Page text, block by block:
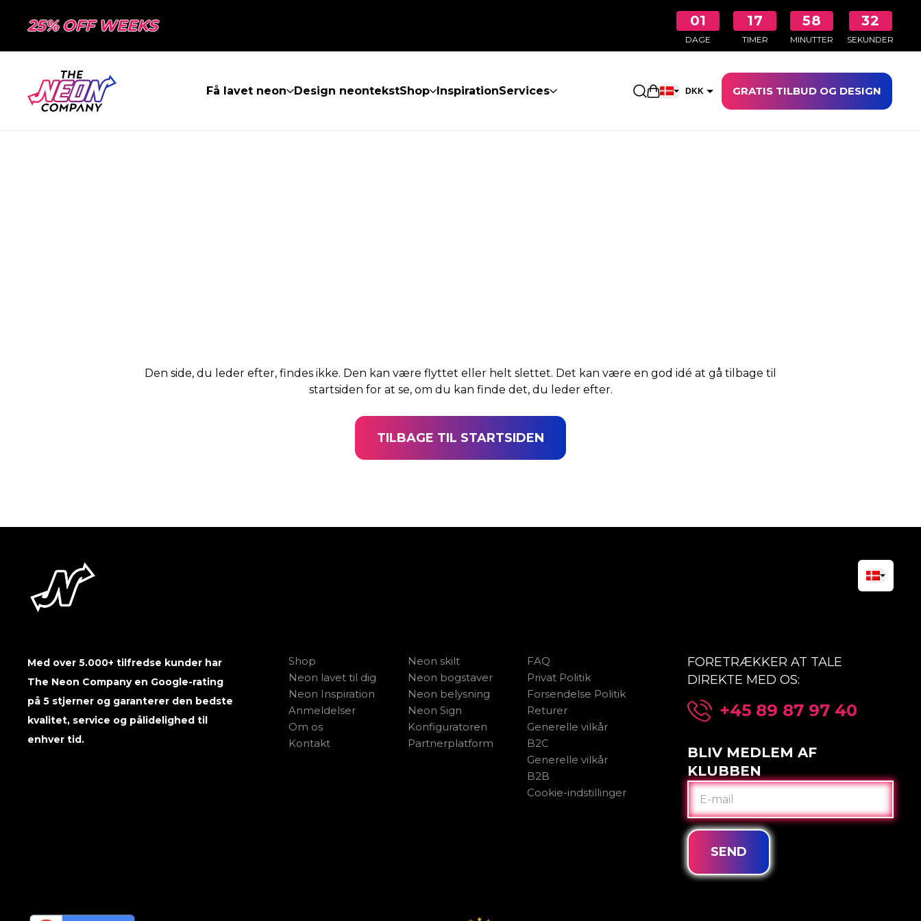
25% OFF WEEKS 01
DAGE
17
TIMER
58
MINUTTER
31
SEKUNDER
Få lavet neon Design neontekstShop InspirationServices Åbn indkøbskurven
DKK GRATIS TILBUD OG DESIGN
Den side, du leder efter, findes ikke. Den kan være flyttet eller helt slettet. Det kan være en god idé at gå tilbage til
startsiden for at se, om du kan finde det, du leder efter.
TILBAGE TIL STARTSIDEN
Med over 5.000+ tilfredse kunder har
The Neon Company en Google-rating
på 5 stjerner og garanterer den bedste
kvalitet, service og pålidelighed til
enhver tid.
Shop
Neon lavet til dig
Neon Inspiration
Anmeldelser
Om os
Kontakt
Neon skilt
Neon bogstaver
Neon belysning
Neon Sign
Konfiguratoren
Partnerplatform
FAQ
Privat Politik
Forsendelse Politik
Returer
Generelle vilkår
B2C
Generelle vilkår
B2B
Cookie-indstillinger
FORETRÆKKER AT TALE
DIREKTE MED OS:
+45 89 87 97 40
BLIV MEDLEM AF
KLUBBEN
E-
MAIL
SEND